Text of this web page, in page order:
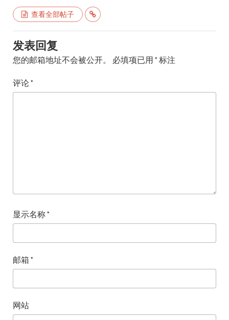
查看全部帖子
发表回复
您的邮箱地址不会被公开。 必填项已用 *标注
评论*
显示名称*
邮箱 *
网站